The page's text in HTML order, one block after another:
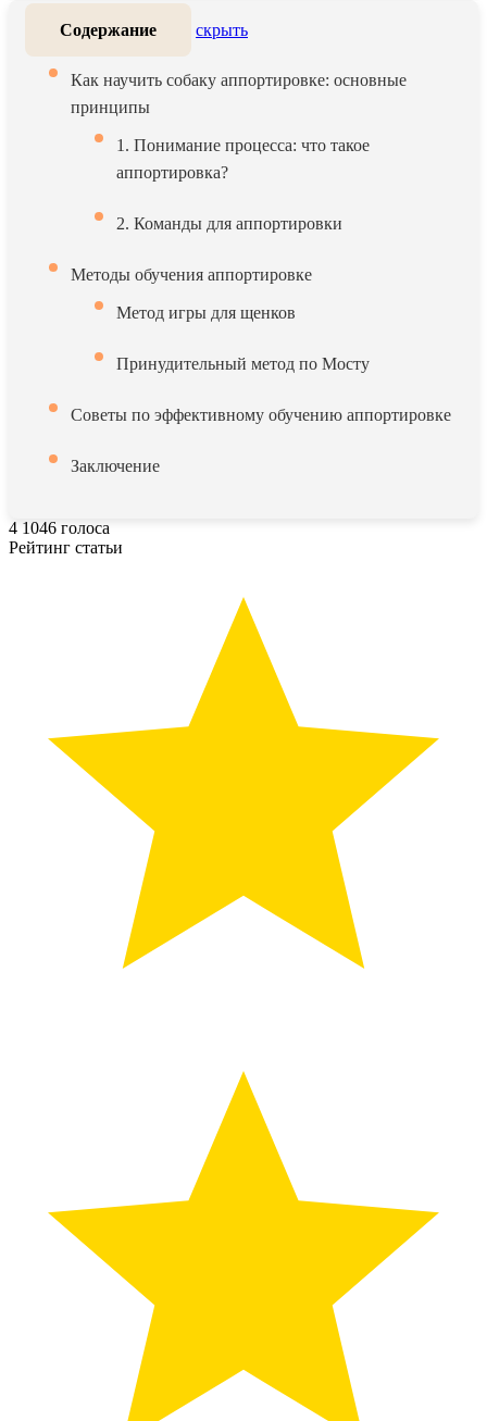
Содержание скрыть
Как научить собаку аппортировке: основные
принципы
1. Понимание процесса: что такое
аппортировка?
2. Команды для аппортировки
Методы обучения аппортировке
Метод игры для щенков
Принудительный метод по Мосту
Советы по эффективному обучению аппортировке
Заключение
4 1046 голоса
Рейтинг статьи